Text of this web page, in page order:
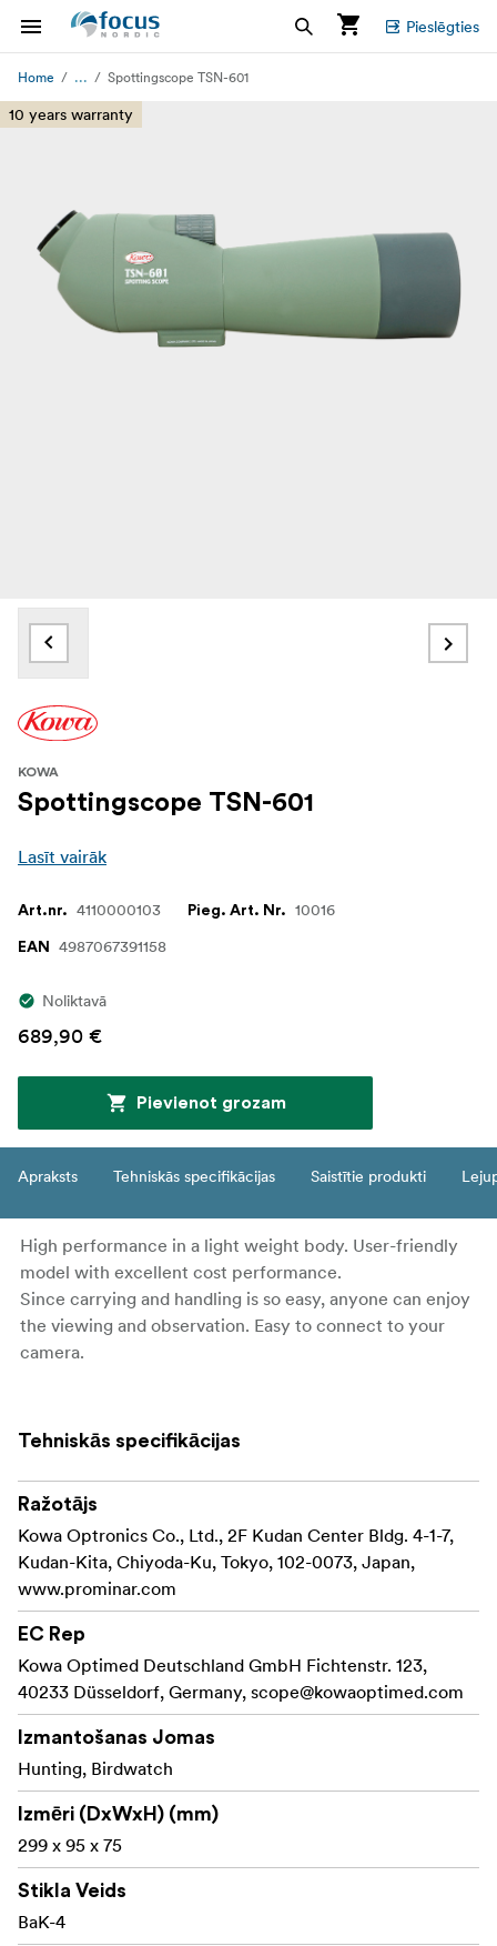
Pieslēgties
Home ... Spottingscope TSN-601
10 years warranty
KOWA
Spottingscope TSN-601
Lasīt vairāk
Art.nr. 4110000103 Pieg. Art. Nr. 10016
EAN 4987067391158
Noliktavā
689,90 €
Pievienot grozam
Apraksts Tehniskās specifikācijas Saistītie produkti
High performance in a light weight body. User-friendly
model with excellent cost performance.
Since carrying and handling is so easy, anyone can enjoy
the viewing and observation. Easy to connect to your
camera.
Tehniskās specifikācijas
Ražotājs
Kowa Optronics Co., Ltd., 2F Kudan Center Bldg. 4-1-7,
Kudan-Kita, Chiyoda-Ku, Tokyo, 102-0073, Japan,
www.prominar.com
EC Rep
Kowa Optimed Deutschland GmbH Fichtenstr. 123,
40233 Düsseldorf, Germany, scope@kowaoptimed.com
Izmantošanas Jomas
Hunting, Birdwatch
Izmēri (DxWxH) (mm)
299 x 95 x 75
Stikla Veids
BaK-4